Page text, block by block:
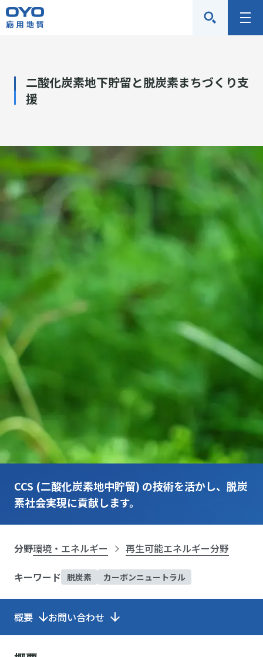
応
用
メ
二酸化炭素地下貯留と脱炭素まちづくり支
援
CCS (二酸化炭素地中貯留) の技術を活かし、脱炭
素社会実現に貢献します。
分野環境・エネルギー 再生可能エネルギー分野
キーワード 脱炭素 カーボンニュートラル
概要 お問い合わせ